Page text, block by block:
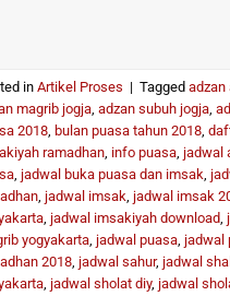
in Artikel Proses | Tagged adzan
magrib jogja, adzan subuh jogja,
2018, bulan puasa tahun 2018,
ramadhan, info puasa, jadwal
, jadwal buka puasa dan imsak,
, jadwal imsak, jadwal imsak
, jadwal imsakiyah download,
yogyakarta, jadwal puasa, jadwal
2018, jadwal sahur, jadwal
, jadwal sholat diy, jadwal